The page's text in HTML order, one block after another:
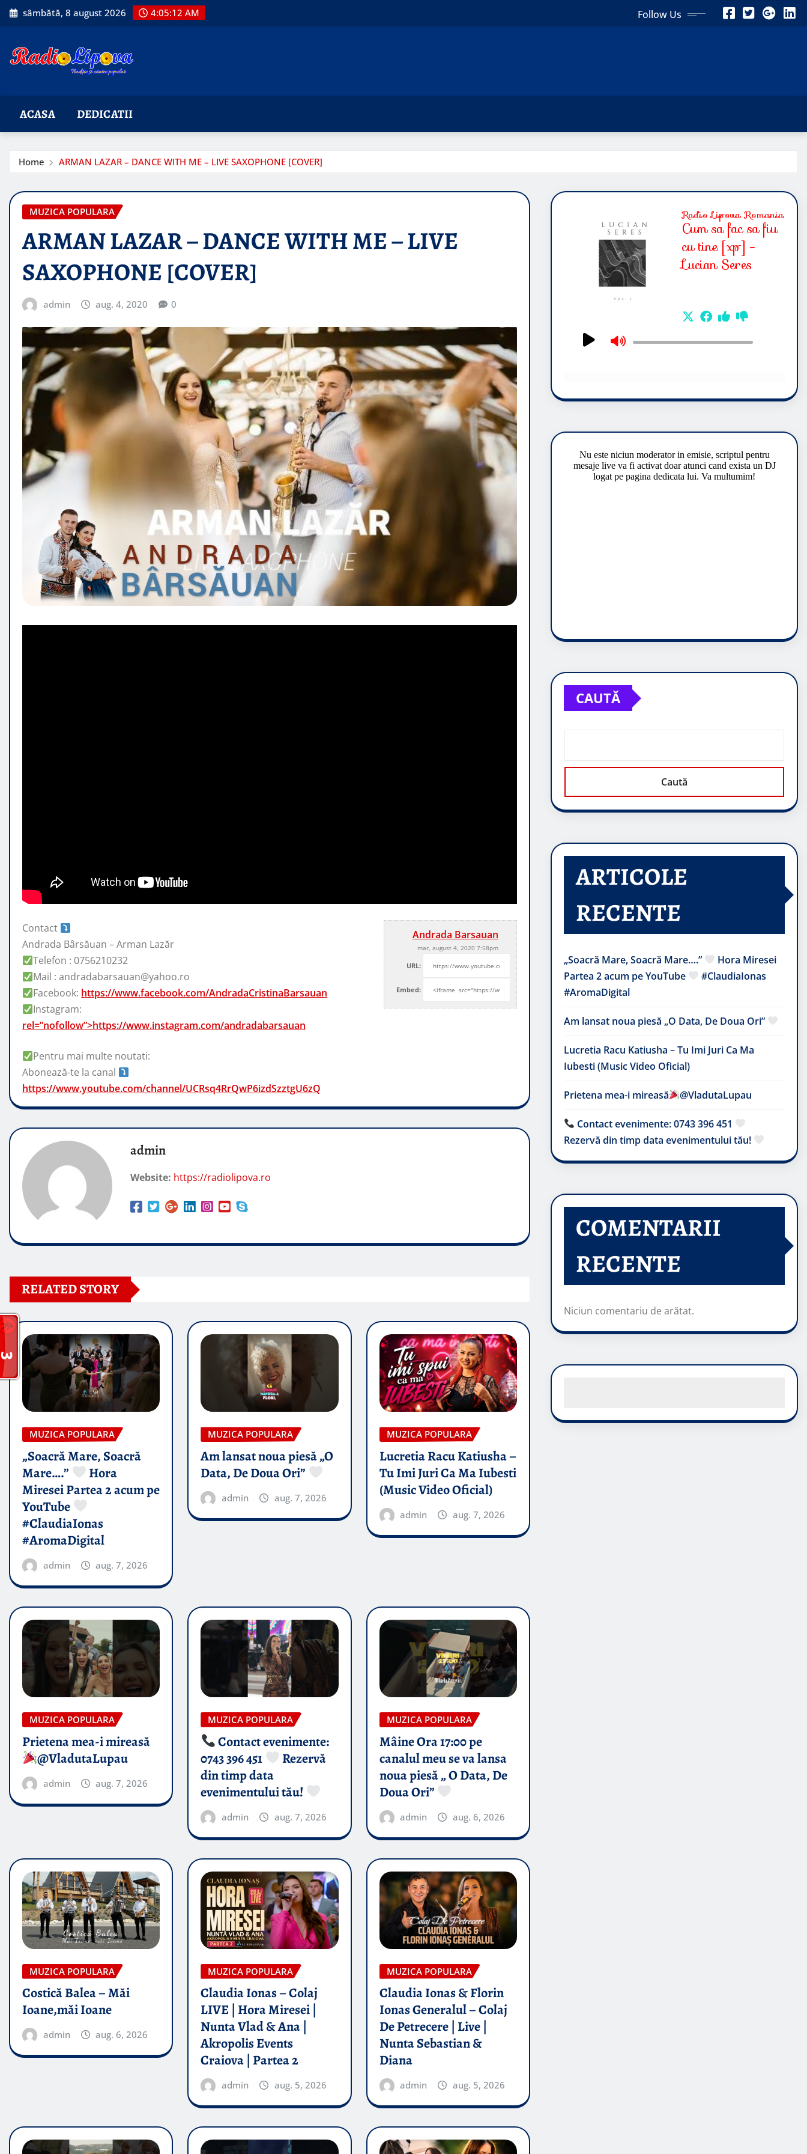
Skip
to
sâmbătă, 8 august 2026 4:05:13 AM Follow Us
ACASA DEDICATII
Home ARMAN LAZAR – DANCE WITH ME – LIVE SAXOPHONE [COVER]
MUZICA POPULARA
ARMAN LAZAR – DANCE WITH ME – LIVE
SAXOPHONE [COVER]
admin aug. 4, 2020 0
Andrada Barsauan
mar, august 4, 2020 7:58pm
URL:
Embed:
Contact
Andrada Bârsăuan – Arman Lazăr
Telefon : 0756210232
Mail : andradabarsauan@yahoo.ro
Facebook: https://www.facebook.com/AndradaCristinaBarsauan
Instagram:
rel=”nofollow”>https://www.instagram.com/andradabarsauan
Pentru mai multe noutati:
Abonează-te la canal
https://www.youtube.com/channel/UCRsq4RrQwP6izdSzztgU6zQ
admin
Website: https://radiolipova.ro
RELATED STORY
MUZICA POPULARA
„Soacră Mare, Soacră
Mare….”
Hora
Miresei Partea 2 acum pe
YouTube
#ClaudiaIonas
#AromaDigital
admin aug. 7, 2026
MUZICA POPULARA
Am lansat noua piesă „O
Data, De Doua Ori”
admin aug. 7, 2026
MUZICA POPULARA
Lucretia Racu Katiusha –
Tu Imi Juri Ca Ma Iubesti
(Music Video Oficial)
admin aug. 7, 2026
MUZICA POPULARA
Prietena mea-i mireasă​
@VladutaLupau
admin aug. 7, 2026
MUZICA POPULARA
Contact evenimente:
0743 396 451
Rezervă
din timp data
evenimentului tău!
admin aug. 7, 2026
MUZICA POPULARA
Mâine Ora 17:00 pe
canalul meu se va lansa
noua piesă „ O Data, De
Doua Ori”
admin aug. 6, 2026
MUZICA POPULARA
Costică Balea – Măi
Ioane,măi Ioane
admin aug. 6, 2026
MUZICA POPULARA
Claudia Ionas – Colaj
LIVE | Hora Miresei |
Nunta Vlad & Ana |
Akropolis Events
Craiova | Partea 2
admin aug. 5, 2026
MUZICA POPULARA
Claudia Ionas & Florin
Ionas Generalul – Colaj
De Petrecere | Live |
Nunta Sebastian &
Diana
admin aug. 5, 2026
CAUTĂ
Caută
ARTICOLE
RECENTE
„Soacră Mare, Soacră Mare….”
Hora Miresei
Partea 2 acum pe YouTube
#ClaudiaIonas
#AromaDigital
Am lansat noua piesă „O Data, De Doua Ori”
Lucretia Racu Katiusha – Tu Imi Juri Ca Ma
Iubesti (Music Video Oficial)
Prietena mea-i mireasă​ @VladutaLupau
Contact evenimente: 0743 396 451
Rezervă din timp data evenimentului tău!
COMENTARII
RECENTE
Niciun comentariu de arătat.